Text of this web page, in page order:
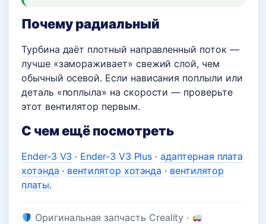
Почему радиальный
Турбина даёт плотный направленный поток —
лучше «замораживает» свежий слой, чем
обычный осевой. Если нависания поплыли или
деталь «поплыла» на скорости — проверьте
этот вентилятор первым.
С чем ещё посмотреть
Ender-3 V3 · Ender-3 V3 Plus ·адаптерная плата
хотэнда · вентилятор хотэнда · вентилятор
платы.
Оригинальная запчасть Creality ·